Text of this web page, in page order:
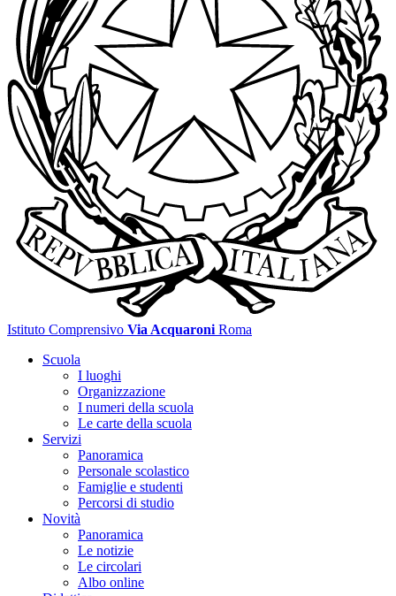
Istituto Comprensivo Via Acquaroni Roma
Scuola
I luoghi
Organizzazione
I numeri della scuola
Le carte della scuola
Servizi
Panoramica
Personale scolastico
Famiglie e studenti
Percorsi di studio
Novità
Panoramica
Le notizie
Le circolari
Albo online